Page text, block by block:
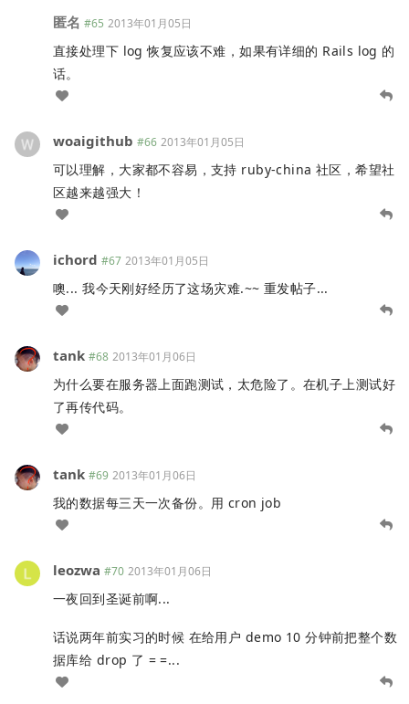
匿名 #65 2013年01月05日
直接处理下 log 恢复应该不难，如果有详细的 Rails log 的
话。
woaigithub #66 2013年01月05日
可以理解，大家都不容易，支持 ruby-china 社区，希望社
区越来越强大！
ichord #67 2013年01月05日
噢... 我今天刚好经历了这场灾难.~~ 重发帖子...
tank #68 2013年01月06日
为什么要在服务器上面跑测试，太危险了。在机子上测试好
了再传代码。
tank #69 2013年01月06日
我的数据每三天一次备份。用 cron job
leozwa #70 2013年01月06日
一夜回到圣诞前啊...
话说两年前实习的时候 在给用户 demo 10 分钟前把整个数
据库给 drop 了 = =...